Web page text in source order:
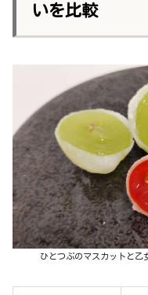
いを比較
ひとつぶのマスカットと乙